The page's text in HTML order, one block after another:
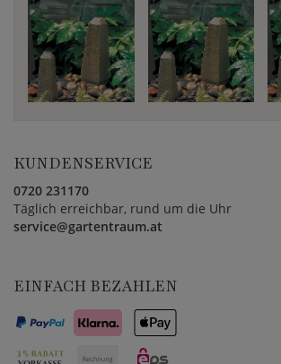
KUNDENSERVICE
0720 231170
Täglich erreichbar, rund um die Uhr
service@gartentraum.at
EINFACH BEZAHLEN